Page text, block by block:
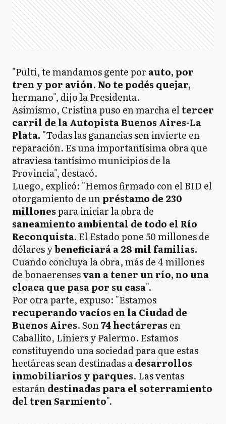
"Pulti, te mandamos gente por auto, por
tren y por avión. No te podés quejar,
hermano", dijo la Presidenta.
Asimismo, Cristina puso en marcha eltercer
carril de la Autopista Buenos Aires-La
Plata. "Todas las ganancias sen invierte en
reparación. Es una importantísima obra que
atraviesa tantísimo municipios de la
Provincia", destacó.
Luego, explicó: "Hemos firmado con el BID el
otorgamiento de unpréstamo de 230
millonespara iniciar la obra de
saneamiento ambiental de todo el Río
Reconquista. El Estado pone 50 millones de
dólares ybeneficiará a 28 mil familias.
Cuando concluya la obra, más de 4 millones
de bonaerensesvan a tener un río, no una
cloaca que pasa por su casa".
Por otra parte, expuso: "Estamos
recuperando vacíos en la Ciudad de
Buenos Aires. Son74 hectáreras en
Caballito, Liniers y Palermo. Estamos
constituyendo una sociedad para que estas
hectáreas sean destinadas adesarrollos
inmobiliarios y parques. Las ventas
estarándestinadas para el soterramiento
del tren Sarmiento".